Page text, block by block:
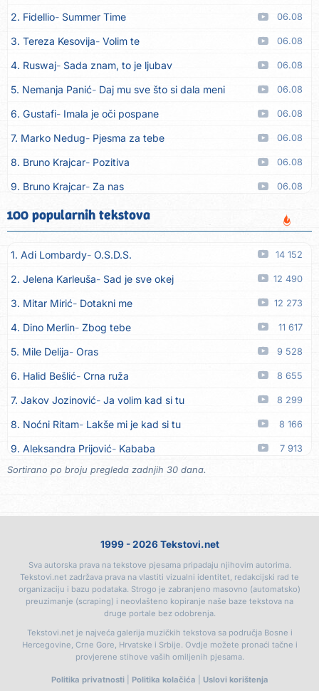
2. Fidellio Summer Time 06.08
3. Tereza Kesovija Volim te 06.08
4. Ruswaj Sada znam, to je ljubav 06.08
5. Nemanja Panić Daj mu sve što si dala meni 06.08
6. Gustafi Imala je oči pospane 06.08
7. Marko Nedug Pjesma za tebe 06.08
8. Bruno Krajcar Pozitiva 06.08
9. Bruno Krajcar Za nas 06.08
10. Tereza Kesovija Da li ću moći
11. Lidija Bačić Neka se vino toči (Nazdravlje) 06.08
12. Karin Kuljanić Nisi zavridel 06.08
13. Tamara Brusić Nigdi ni lipo ko doma 06.08
14. Tamara Brusić Biž´mo ća 06.08
15. Rusko Richie Bila si, bila 06.08
16. Rusko Richie Ti i ja 06.08
17. Azra Husarkić Ako treba 06.08
18. Azra Husarkić Ljubavnice 06.08
19. Azra Husarkić Zakon jačeg 06.08
20. Azra Husarkić Premalo 06.08
21. Azra Husarkić Omađijana
Oče i majko
25. Azra Husarkić Malo ja, malo ti 06.08
26. Alen Hasanović Fanatik 05.08
27. Husnija Mešaljić - Hule
28. In Vivo Brunello 05.08
100 popularnih tekstova
1. Adi Lombardy O.S.D.S. 14 152
2. Jelena Karleuša Sad je sve okej 12 490
3. Mitar Mirić Dotakni me 12 273
4. Dino Merlin Zbog tebe 11 617
5. Mile Delija Oras 9 528
6. Halid Bešlić Crna ruža 8 655
7. Jakov Jozinović Ja volim kad si tu 8 299
8. Noćni Ritam Lakše mi je kad si tu 8 166
9. Aleksandra Prijović Kababa 7 913
10. Halid Bešlić Ljiljani
Rekla si mi
14. Karlo! Mon amour 6 396
15. Vesna Zmijanac Ovo u grudima 6 345
16. Džej Ramadanovski Ova mačka do mene
17. Amira Medunjanin Pjevat ćemo šta nam srce zna 5 883
Sortirano po broju pregleda zadnjih 30 dana.
1999 - 2026 Tekstovi.net
Sva autorska prava na tekstove pjesama pripadaju njihovim autorima.
Tekstovi.net zadržava prava na vlastiti vizualni identitet, redakcijski rad te
organizaciju i bazu podataka. Strogo je zabranjeno masovno (automatsko)
preuzimanje (scraping) i neovlašteno kopiranje naše baze tekstova na
druge portale bez odobrenja.
Tekstovi.net je najveća galerija muzičkih tekstova sa područja Bosne i
Hercegovine, Crne Gore, Hrvatske i Srbije. Ovdje možete pronaći tačne i
provjerene stihove vaših omiljenih pjesama.
Politika privatnosti| Politika kolačića Uslovi korištenja